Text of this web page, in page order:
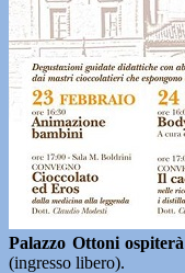
Palazzo Ottoni
(ingresso libero).